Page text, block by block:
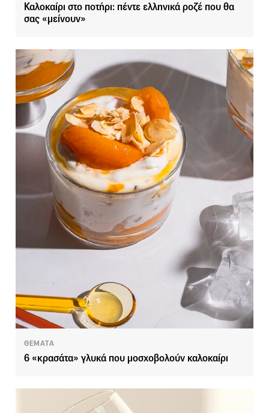
Καλοκαίρι στο ποτήρι: πέντε ελληνικά ροζέ που θα
σας «μείνουν»
ΘΕΜΑΤΑ
6 «κρασάτα» γλυκά που μοσχοβολούν καλοκαίρι